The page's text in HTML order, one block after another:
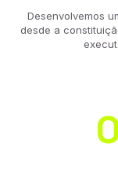
Desenvolvemos
desde a